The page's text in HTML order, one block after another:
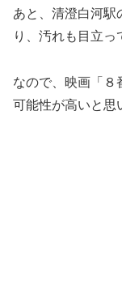
あと、清澄白河駅
り、汚れも目立っ
なので、映画「８
可能性が高いと思